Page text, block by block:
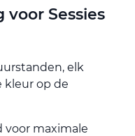
Sessies
elk
kleur op de
voor maximale